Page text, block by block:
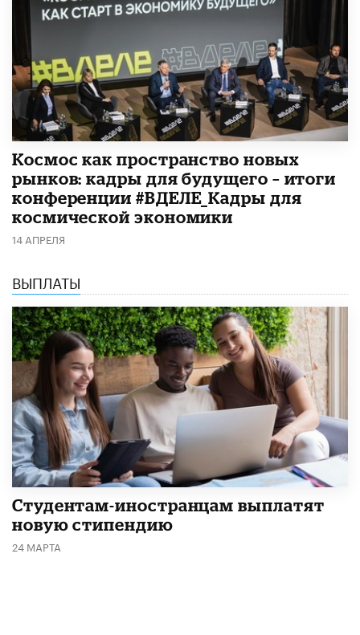
Космос как пространство новых
рынков: кадры для будущего – итоги
конференции #ВДЕЛЕ_Кадры для
космической экономики
14 АПРЕЛЯ
ВЫПЛАТЫ
Студентам-иностранцам выплатят
новую стипендию
24 МАРТА